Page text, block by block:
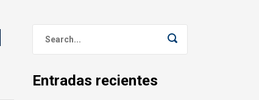
Entradas recientes